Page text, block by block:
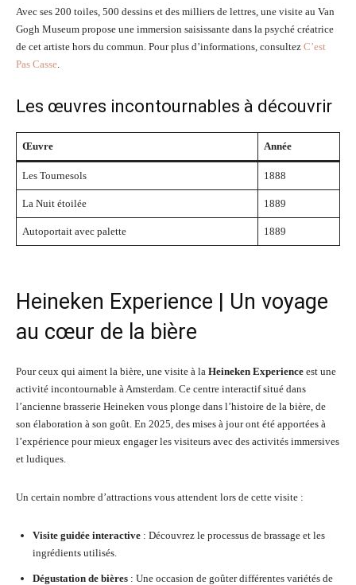
Avec ses 200 toiles, 500 dessins et des milliers de lettres, une visite au Van
Gogh Museum propose une immersion saisissante dans la psyché créatrice
de cet artiste hors du commun. Pour plus d’informations, consultez C’est
Pas Casse.
Les œuvres incontournables à découvrir
Œuvre Année
Les Tournesols 1888
La Nuit étoilée 1889
Autoportait avec palette 1889
Heineken Experience | Un voyage
au cœur de la bière
Pour ceux qui aiment la bière, une visite à la Heineken Experience est une
activité incontournable à Amsterdam. Ce centre interactif situé dans
l’ancienne brasserie Heineken vous plonge dans l’histoire de la bière, de
son élaboration à son goût. En 2025, des mises à jour ont été apportées à
l’expérience pour mieux engager les visiteurs avec des activités immersives
et ludiques.
Un certain nombre d’attractions vous attendent lors de cette visite :
Visite guidée interactive : Découvrez le processus de brassage et les
ingrédients utilisés.
Dégustation de bières : Une occasion de goûter différentes variétés de